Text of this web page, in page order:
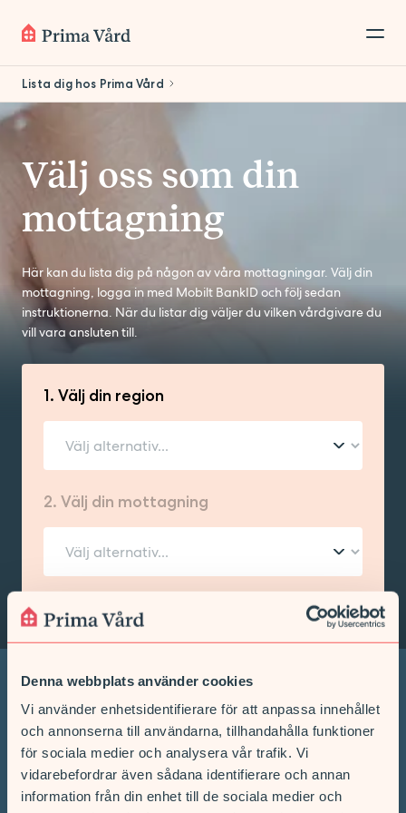
Denna webbplats använder cookies
Vi använder enhetsidentifierare för att anpassa innehållet
och annonserna till användarna, tillhandahålla funktioner
för sociala medier och analysera vår trafik. Vi
vidarebefordrar även sådana identifierare och annan
information från din enhet till de sociala medier och
Lista dig hos Prima Vård
Välj oss som din
mottagning
Här kan du lista dig på någon av våra mottagningar. Välj din
mottagning, logga in med Mobilt BankID och följ sedan
instruktionerna. När du listar dig väljer du vilken vårdgivare du
vill vara ansluten till.
1. Välj din region
2. Välj din mottagning
Vi hjälper dig när du
behöver oss